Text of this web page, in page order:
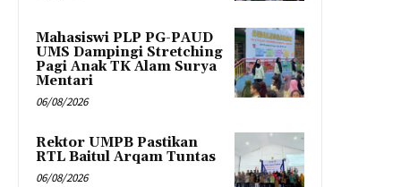
Mahasiswi PLP PG-PAUD
UMS Dampingi Stretching
Pagi Anak TK Alam Surya
Mentari
06/08/2026
Rektor UMPB Pastikan
RTL Baitul Arqam Tuntas
06/08/2026